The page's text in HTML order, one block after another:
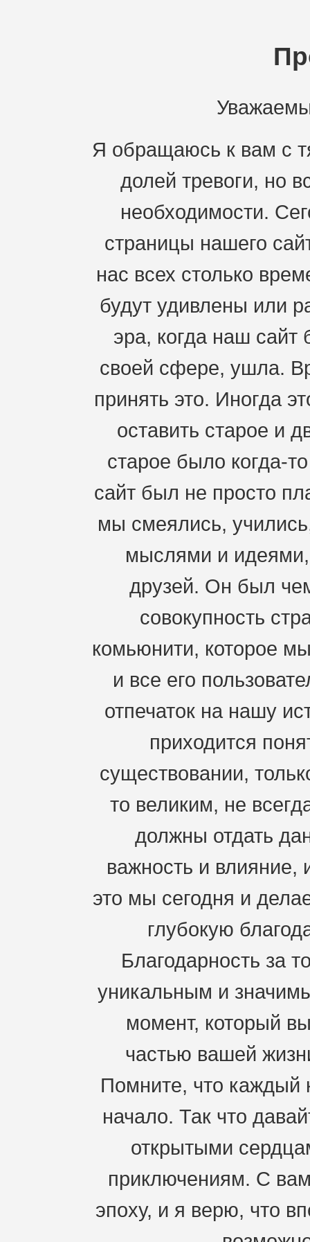
Я обращаюсь к вам с
долей тревоги, но
необходимости.
страницы нашего
нас всех столько
будут удивлены или
эра, когда наш
своей сфере, ушла.
принять это. Иногда
оставить старое и
старое было когда-
сайт был не просто
мы смеялись,
мыслями и
друзей. Он был
совокупность
комьюнити, которое
и все его
отпечаток на нашу
приходится
существовании,
то великим, не
должны отдать
важность и влияние,
это мы сегодня и
глубокую
Благодарность за
уникальным и
момент, который
частью вашей
Помните, что каждый
начало. Так что
открытыми
приключениям. С
эпоху, и я верю, что